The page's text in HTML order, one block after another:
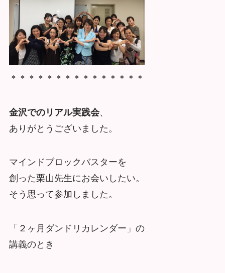
＊＊＊＊＊＊＊＊＊＊＊＊＊＊＊
金沢でのリアル実践会、
ありがとうございました。
マインドブロックバスターを
創った栗山先生にお会いしたい。
そう思って参加しました。
「２ヶ月ダンドリカレンダー」の
講義のとき